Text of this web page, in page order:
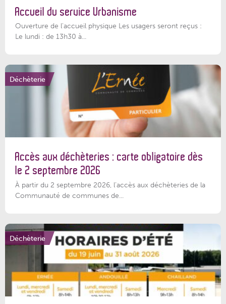
Accueil du service Urbanisme
Ouverture de l'accueil physique Les usagers seront reçus :
Le lundi : de 13h30 à...
Déchèterie
Accès aux déchèteries : carte obligatoire dès
le 2 septembre 2026
À partir du 2 septembre 2026, l’accès aux déchèteries de la
Communauté de communes de...
Déchèterie